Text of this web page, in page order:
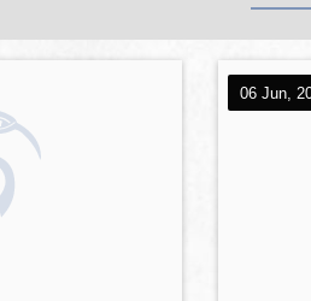
06 Jun,